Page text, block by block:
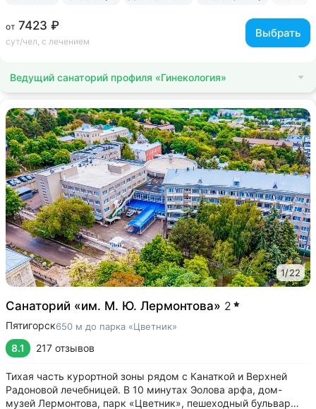
от 7423 ₽
сут/чел, с лечением
Выбрать
Ведущий санаторий профиля «Гинекология»
1/22
Санаторий «им. М. Ю. Лермонтова» 2
Пятигорск650 м до парка «Цветник»
8.1 217 отзывов
Тихая часть курортной зоны рядом с Канаткой и Верхней
Радоновой лечебницей. В 10 минутах Эолова арфа, дом-
музей Лермонтова, парк «Цветник», пешеходный бульвар